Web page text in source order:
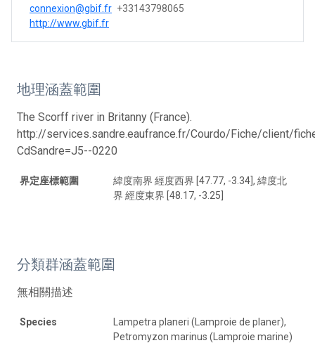
connexion@gbif.fr +33143798065
http://www.gbif.fr
地理涵蓋範圍
The Scorff river in Britanny (France).
http://services.sandre.eaufrance.fr/Courdo/Fiche/client/
CdSandre=J5--0220
界定座標範圍
緯度南界 經度西界 [47.77, -3.34], 緯度北
界 經度東界 [48.17, -3.25]
分類群涵蓋範圍
無相關描述
Species
Lampetra planeri (Lamproie de planer),
Petromyzon marinus (Lamproie marine)